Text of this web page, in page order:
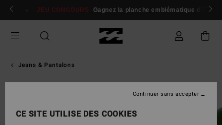
Passer
Se connecter / s'inscrire
JEU CONCOURS Gagnez la planche emblématique d'Andy
Jeans & Pantalons
CE SITE UTILISE DES COOKIES
Continuer sans accepter